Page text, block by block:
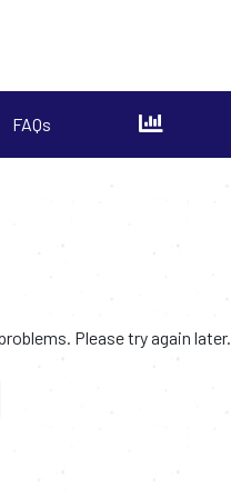
FAQs
Please try again later.